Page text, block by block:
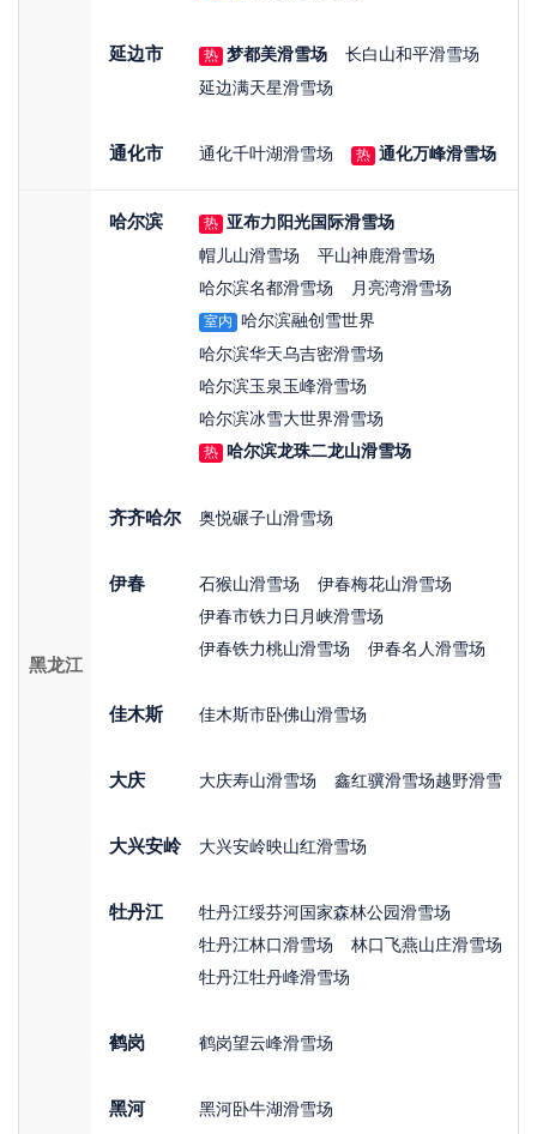
延边市 热 梦都美滑雪场
长白山和平滑雪场
延边满天星滑雪场
通化市 通化千叶湖滑雪场 热 通化万峰滑雪场
黑龙江
哈尔滨 热 亚布力阳光国际滑雪场
帽儿山滑雪场
平山神鹿滑雪场
哈尔滨名都滑雪场
月亮湾滑雪场
室内
哈尔滨融创雪世界
哈尔滨华天乌吉密滑雪场
哈尔滨玉泉玉峰滑雪场
哈尔滨冰雪大世界滑雪场
热 哈尔滨龙珠二龙山滑雪场
齐齐哈尔 奥悦碾子山滑雪场
伊春 石猴山滑雪场
伊春梅花山滑雪场
伊春市铁力日月峡滑雪场
伊春铁力桃山滑雪场
伊春名人滑雪场
佳木斯 佳木斯市卧佛山滑雪场
大庆 大庆寿山滑雪场 鑫红骥滑雪场越野滑雪
大兴安岭 大兴安岭映山红滑雪场
牡丹江
牡丹江绥芬河国家森林公园滑雪场
牡丹江林口滑雪场
林口飞燕山庄滑雪场
牡丹江牡丹峰滑雪场
鹤岗 鹤岗望云峰滑雪场
黑河 黑河卧牛湖滑雪场